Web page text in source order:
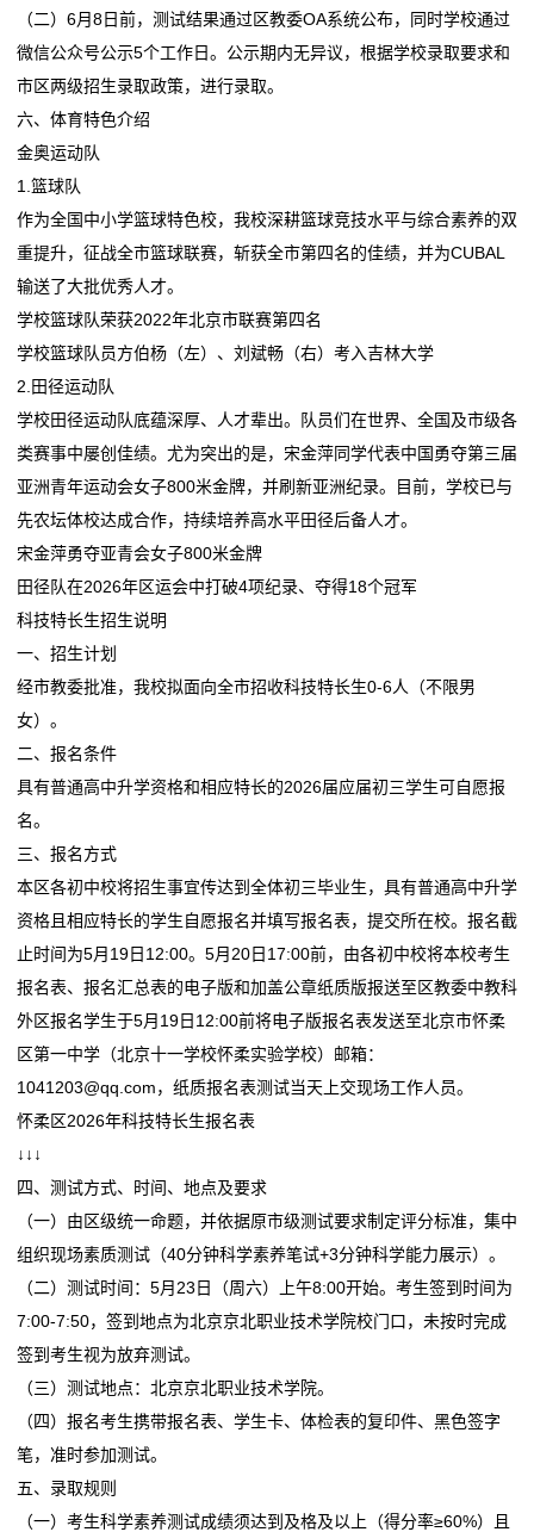
（二）6月8日前，测试结果通过区教委OA系统公布，同时学校通过
微信公众号公示5个工作日。公示期内无异议，根据学校录取要求和
市区两级招生录取政策，进行录取。
六、体育特色介绍
金奥运动队
1.篮球队
作为全国中小学篮球特色校，我校深耕篮球竞技水平与综合素养的双
重提升，征战全市篮球联赛，斩获全市第四名的佳绩，并为CUBAL
输送了大批优秀人才。
学校篮球队荣获2022年北京市联赛第四名
学校篮球队员方伯杨（左）、刘斌畅（右）考入吉林大学
2.田径运动队
学校田径运动队底蕴深厚、人才辈出。队员们在世界、全国及市级各
类赛事中屡创佳绩。尤为突出的是，宋金萍同学代表中国勇夺第三届
亚洲青年运动会女子800米金牌，并刷新亚洲纪录。目前，学校已与
先农坛体校达成合作，持续培养高水平田径后备人才。
宋金萍勇夺亚青会女子800米金牌
田径队在2026年区运会中打破4项纪录、夺得18个冠军
科技特长生招生说明
一、招生计划
经市教委批准，我校拟面向全市招收科技特长生0-6人（不限男
女）。
二、报名条件
具有普通高中升学资格和相应特长的2026届应届初三学生可自愿报
名。
三、报名方式
本区各初中校将招生事宜传达到全体初三毕业生，具有普通高中升学
资格且相应特长的学生自愿报名并填写报名表，提交所在校。报名截
止时间为5月19日12:00。5月20日17:00前，由各初中校将本校考生
报名表、报名汇总表的电子版和加盖公章纸质版报送至区教委中教科
外区报名学生于5月19日12:00前将电子版报名表发送至北京市怀柔
区第一中学（北京十一学校怀柔实验学校）邮箱：
1041203@qq.com，纸质报名表测试当天上交现场工作人员。
怀柔区2026年科技特长生报名表
↓↓↓
四、测试方式、时间、地点及要求
（一）由区级统一命题，并依据原市级测试要求制定评分标准，集中
组织现场素质测试（40分钟科学素养笔试+3分钟科学能力展示）。
（二）测试时间：5月23日（周六）上午8:00开始。考生签到时间为
7:00-7:50，签到地点为北京京北职业技术学院校门口，未按时完成
签到考生视为放弃测试。
（三）测试地点：北京京北职业技术学院。
（四）报名考生携带报名表、学生卡、体检表的复印件、黑色签字
笔，准时参加测试。
五、录取规则
（一）考生科学素养测试成绩须达到及格及以上（得分率≥60%）且